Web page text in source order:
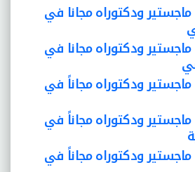
ودكتوراه مجانا في
ودكتوراه مجانا في
ودكتوراه مجاناً في
ودكتوراه مجاناً في
ودكتوراه مجاناً في